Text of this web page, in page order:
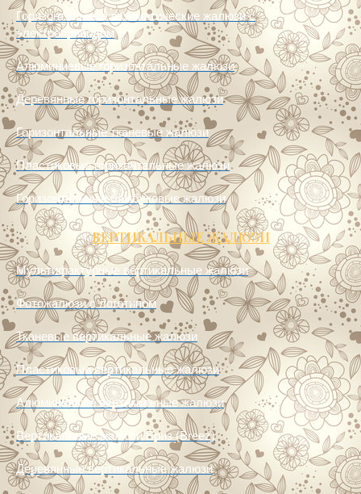
Горизонтальные автоматические жалюзи с
электроприводом
Алюминиевые горизонтальные жалюзи
Деревянные горизонтальные жалюзи
Горизонтальные тканевые жалюзи
Пластиковые горизонтальные жалюзи
Горизонтальные бамбуковые жалюзи
ВЕРТИКАЛЬНЫЕ ЖАЛЮЗИ
Мультифактурные вертикальные жалюзи
Фотожалюзи с логотипом
Тканевые вертикальные жалюзи
Пластиковые вертикальные жалюзи
Алюминиевые вертикальные жалюзи
Вертикальные жалюзи Бриз (Breez)
Деревянные вертикальные жалюзи